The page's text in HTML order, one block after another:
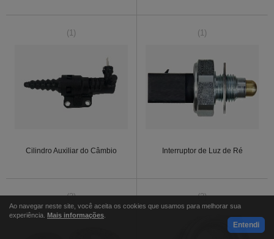
(1)
Cilindro Auxiliar do Câmbio
(1)
Interruptor de Luz de Ré
(2) (2)
Ao navegar neste site, você aceita os cookies que usamos para melhorar sua
experiência. Mais informações
Entendi